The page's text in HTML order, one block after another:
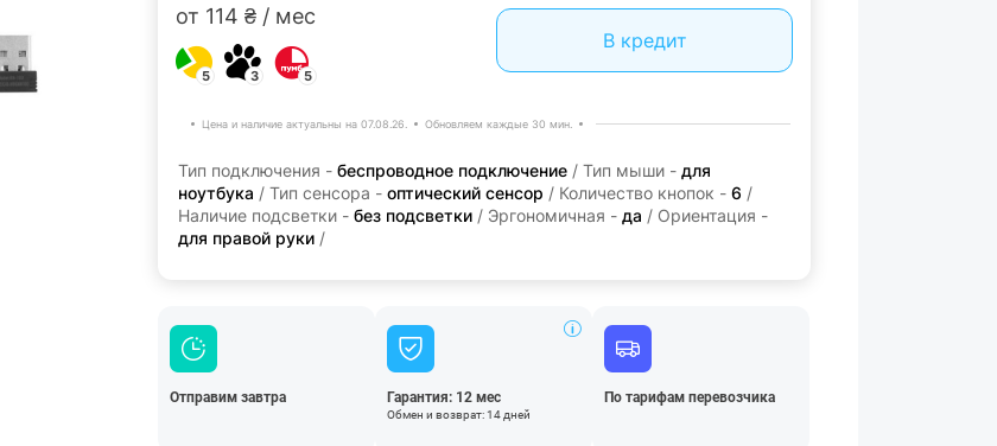
от 114 ₴ / мес
5 3 5
В кредит
Цена и наличие актуальны на 07.08.26. Обновляем каждые 30 мин.
Тип подключения - беспроводное подключение / Тип мыши - для
ноутбука / Тип сенсора - оптический сенсор / Количество кнопок - 6 /
Наличие подсветки - без подсветки / Эргономичная - да / Ориентация -
для правой руки /
Отправим завтра Гарантия: 12 мес
Обмен и возврат: 14 дней
По тарифам перевозчика